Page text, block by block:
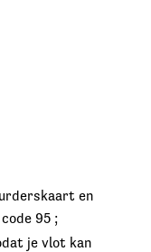
en
95 ;
je vlot kan